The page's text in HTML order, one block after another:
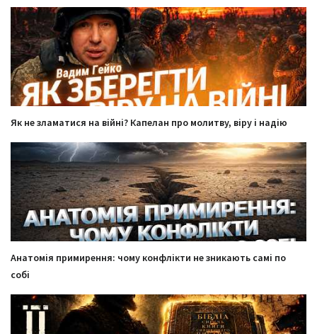
Як не зламатися на війні? Капелан про молитву, віру і надію
Анатомія примирення: чому конфлікти не зникають самі по
собі